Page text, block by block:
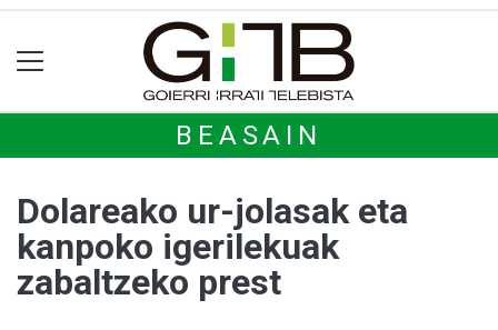
BEASAIN
Dolareako ur-jolasak eta
kanpoko igerilekuak
zabaltzeko prest